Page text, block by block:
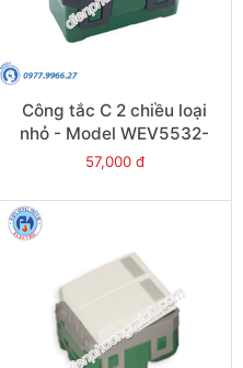
Công tắc C 2 chiều loại
nhỏ - Model WEV5532-
7SW
57,000 đ